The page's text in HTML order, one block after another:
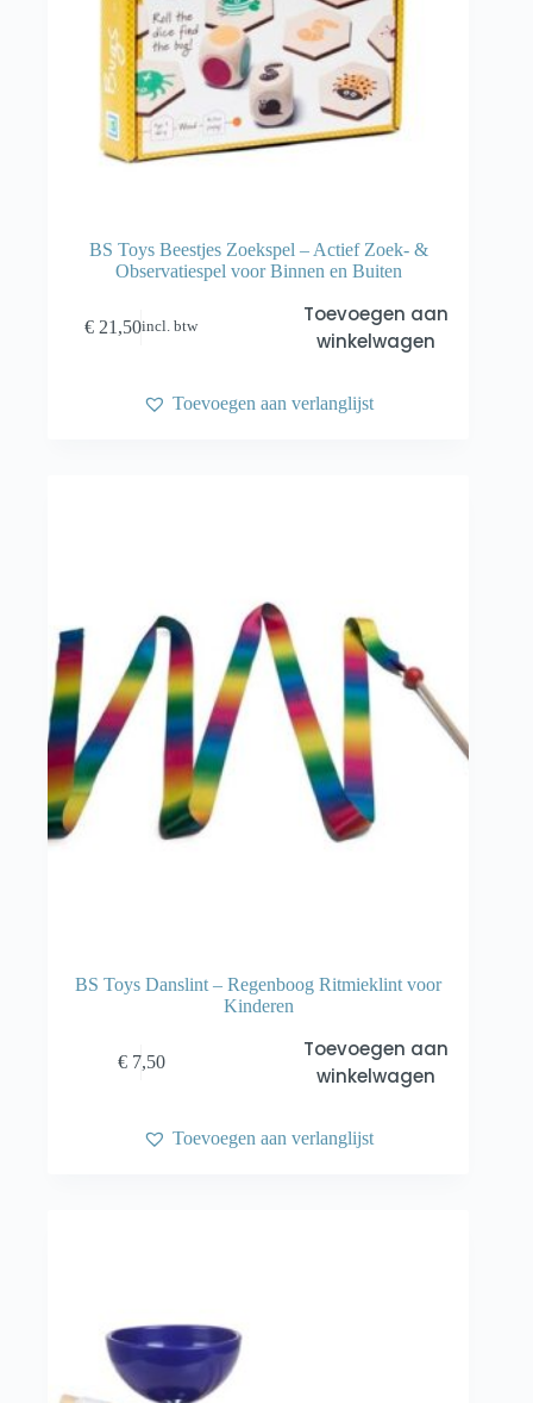
BS Toys Beestjes Zoekspel – Actief Zoek- &
Observatiespel voor Binnen en Buiten
€ 21,50incl. btw
Toevoegen aan
winkelwagen
Toevoegen aan verlanglijst
BS Toys Danslint – Regenboog Ritmieklint voor
Kinderen
€7,50
Toevoegen aan
winkelwagen
Toevoegen aan verlanglijst